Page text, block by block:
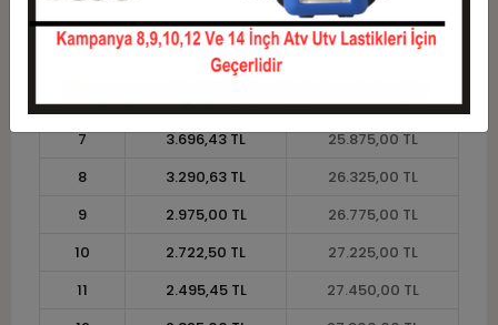
4
6.131,25 TL
24.525,00 TL
4.995,00 TL
6
4.237,50 TL
25.425,00 TL
7
3.696,43 TL
25.875,00 TL
8
3.290,63 TL
26.325,00 TL
9
2.975,00 TL
26.775,00 TL
10
2.722,50 TL
27.225,00 TL
11
2.495,45 TL
27.450,00 TL